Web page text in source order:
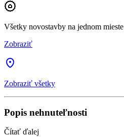
Všetky novostavby na jednom mieste
Zobraziť
Zobraziť všetky
Popis nehnuteľnosti
Čítať ďalej